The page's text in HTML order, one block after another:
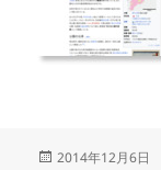
投
2014年12月6日